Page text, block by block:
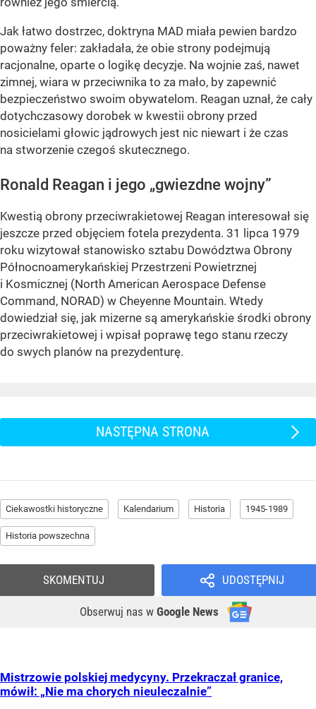
Jak łatwo dostrzec, doktryna MAD miała pewien bardzo
poważny feler: zakładała, że obie strony podejmują
racjonalne, oparte o logikę decyzje. Na wojnie zaś, nawet
zimnej, wiara w przeciwnika to za mało, by zapewnić
bezpieczeństwo swoim obywatelom. Reagan uznał, że cały
dotychczasowy dorobek w kwestii obrony przed
nosicielami głowic jądrowych jest nic niewart i że czas
na stworzenie czegoś skutecznego.
Ronald Reagan i jego „gwiezdne wojny”
Kwestią obrony przeciwrakietowej Reagan interesował się
jeszcze przed objęciem fotela prezydenta. 31 lipca 1979
roku wizytował stanowisko sztabu Dowództwa Obrony
Północnoamerykańskiej Przestrzeni Powietrznej
i Kosmicznej (North American Aerospace Defense
Command, NORAD) w Cheyenne Mountain. Wtedy
dowiedział się, jak mizerne są amerykańskie środki obrony
przeciwrakietowej i wpisał poprawę tego stanu rzeczy
do swych planów na prezydenturę.
NASTĘPNA STRONA
Ciekawostki historyczne Kalendarium Historia 1945-1989
Historia powszechna
UDOSTĘPNIJ
Obserwuj nas w Google News
SKOMENTUJ
Mistrzowie polskiej medycyny. Przekraczał granice,
mówił: „Nie ma chorych nieuleczalnie”